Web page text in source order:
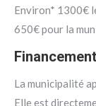
Environ* 1300€
650€ pour la
Financement
La municipalité
Elle est